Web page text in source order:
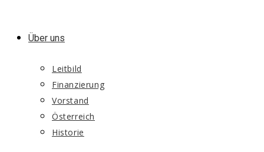
Über uns
Leitbild
Finanzierung
Vorstand
Österreich
Historie